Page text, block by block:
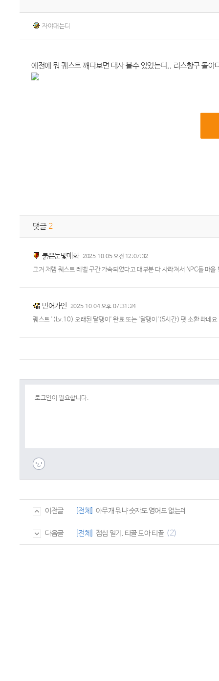
자야대는디
예전에 뭐 퀘스트 깨다보면 대사 볼수 있었는디.. 리스항구 돌아
댓글 2
붉은눈빛매화 2025.10.05 오전 12:07:32
그거 저렙 퀘스트 레벨 구간 가속되었다고 대부분 다 사라져서 NPC들 마을
민어카인 2025.10.04 오후 07:31:24
퀘스트 '(Lv.10) 오래된 달팽이' 완료 또는 '달팽이'(5시간) 펫 소환 라네요
이전글 [전체] 아무개 뭐냐 숫자도 영어도 없는데
다음글 [전체] 점심 일기. 티끌 모아 티끌 (2)